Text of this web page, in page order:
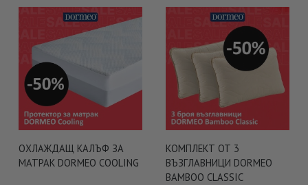
ОХЛАЖДАЩ КАЛЪФ ЗА
МАТРАК DORMEO COOLING
КОМПЛЕКТ ОТ 3
ВЪЗГЛАВНИЦИ DORMEO
BAMBOO CLASSIC